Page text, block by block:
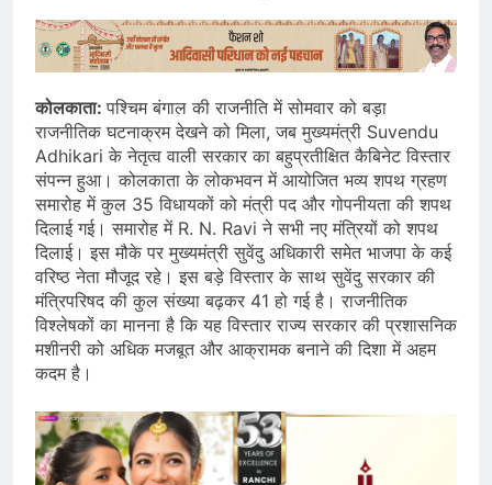
कोलकाता:पश्चिम बंगाल की राजनीति में सोमवार को बड़ा
राजनीतिक घटनाक्रम देखने को मिला, जब मुख्यमंत्री Suvendu
Adhikari के नेतृत्व वाली सरकार का बहुप्रतीक्षित कैबिनेट विस्तार
संपन्न हुआ। कोलकाता के लोकभवन में आयोजित भव्य शपथ ग्रहण
समारोह में कुल 35 विधायकों को मंत्री पद और गोपनीयता की शपथ
दिलाई गई। समारोह में R. N. Ravi ने सभी नए मंत्रियों को शपथ
दिलाई। इस मौके पर मुख्यमंत्री सुवेंदु अधिकारी समेत भाजपा के कई
वरिष्ठ नेता मौजूद रहे। इस बड़े विस्तार के साथ सुवेंदु सरकार की
मंत्रिपरिषद की कुल संख्या बढ़कर 41 हो गई है। राजनीतिक
विश्लेषकों का मानना है कि यह विस्तार राज्य सरकार की प्रशासनिक
मशीनरी को अधिक मजबूत और आक्रामक बनाने की दिशा में अहम
कदम है।